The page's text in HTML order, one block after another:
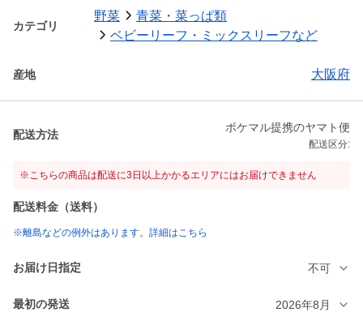
カテゴリ
野菜
青菜・菜っぱ類
ベビーリーフ・ミックスリーフなど
産地 大阪府
配送方法
ポケマル提携のヤマト便
配送区分:
※こちらの商品は配送に3日以上かかるエリアにはお届けできません
配送料金（送料）
※離島などの例外はあります。詳細はこちら
お届け日指定 不可
最初の発送 2026年8月